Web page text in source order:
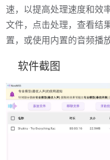
速，以提高处理速度和效
文件，点击处理，查看结
置，或使用内置的音频播
软件截图